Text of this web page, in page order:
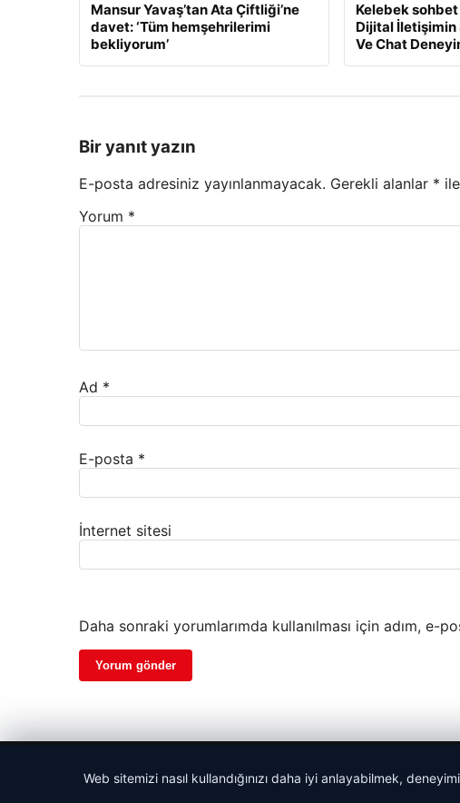
Mansur Yavaş’tan Ata Çiftliği’ne
davet: ‘Tüm hemşehrilerimi
bekliyorum’
Kelebek
Dijital İletişimin
Ve Chat
Bir yanıt yazın
E-posta adresiniz yayınlanmayacak. Gerekli alanlar *
Yorum *
Ad *
E-posta *
İnternet sitesi
Daha sonraki yorumlarımda kullanılması için adım, e-
Web sitemizi nasıl kullandığınızı daha iyi anlayabilmek,